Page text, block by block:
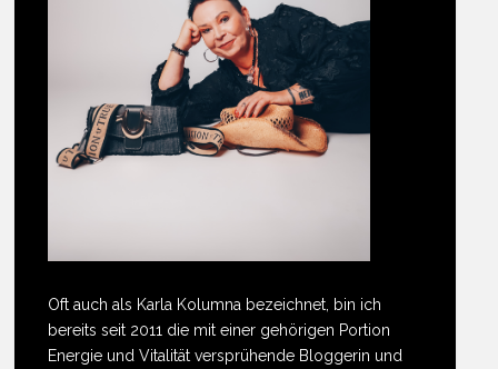
Oft auch als Karla Kolumna bezeichnet, bin ich
bereits seit 2011 die mit einer gehörigen Portion
Energie und Vitalität versprühende Bloggerin und